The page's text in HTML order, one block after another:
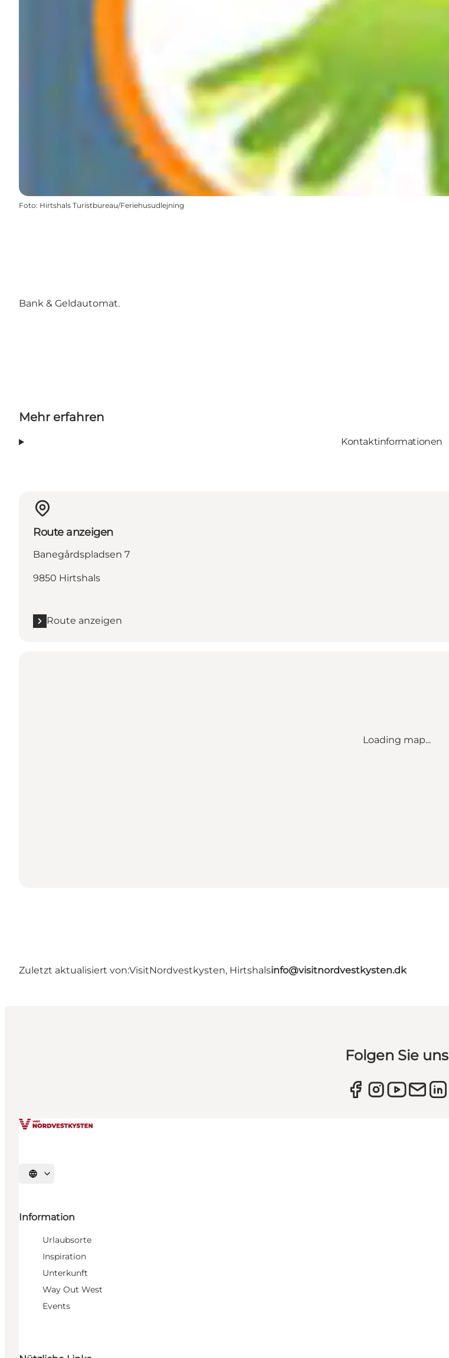
Foto: Hirtshals Turistbureau/Feriehusudlejning
Bank & Geldautomat.
Mehr erfahren
Kontaktinformationen
Route anzeigen
Banegårdspladsen 7
9850 Hirtshals
Route anzeigen
Loading map...
Zuletzt aktualisiert von:VisitNordvestkysten, Hirtshalsinfo@visitnordvestkysten.dk
Folgen Sie uns
Sprache auswählen
Information
Urlaubsorte
Inspiration
Unterkunft
Way Out West
Events